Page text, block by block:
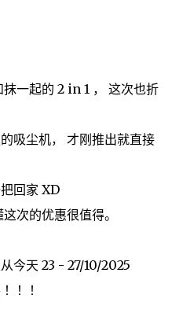
一起的 2 in 1 ， 这次也折
吸尘机， 才刚推出就直接
回家 XD
次的优惠很值得。
今天 23 - 27/10/2025
！！